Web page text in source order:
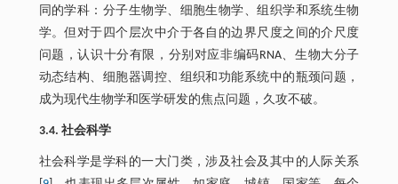
同的学科：分子生物学、细胞生物学、组织学和系统生物
学。但对于四个层次中介于各自的边界尺度之间的介尺度
问题，认识十分有限，分别对应非编码RNA、生物大分子
动态结构、细胞器调控、组织和功能系统中的瓶颈问题，
成为现代生物学和医学研发的焦点问题，久攻不破。
3.4. 社会科学
社会科学是学科的一大门类，涉及社会及其中的人际关系